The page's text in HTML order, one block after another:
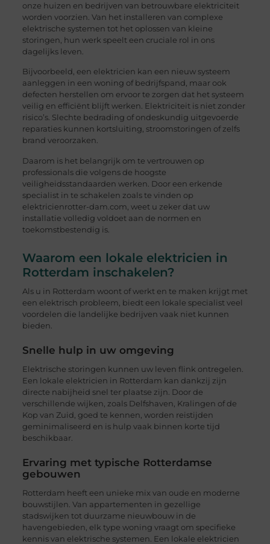
onze huizen en bedrijven van betrouwbare elektriciteit
worden voorzien. Van het installeren van complexe
elektrische systemen tot het oplossen van kleine
storingen, hun werk speelt een cruciale rol in ons
dagelijks leven.
Bijvoorbeeld, een elektricien kan een nieuw systeem
aanleggen in een woning of bedrijfspand, maar ook
defecten herstellen om ervoor te zorgen dat het systeem
veilig en efficiënt blijft werken. Elektriciteit is niet zonder
risico’s. Slechte bedrading of ondeskundig uitgevoerde
reparaties kunnen kortsluiting, stroomstoringen of zelfs
brand veroorzaken.
Daarom is het belangrijk om te vertrouwen op
professionals die volgens de hoogste
veiligheidsstandaarden werken. Door een erkende
specialist in te schakelen zoals te vinden op
elektricienrotter-dam.com, weet u zeker dat uw
installatie volledig voldoet aan de normen en
toekomstbestendig is.
Waarom een lokale elektricien in
Rotterdam inschakelen?
Als u in Rotterdam woont of werkt en te maken krijgt met
een elektrisch probleem, biedt een lokale specialist veel
voordelen die landelijke bedrijven vaak niet kunnen
bieden.
Snelle hulp in uw omgeving
Elektrische storingen kunnen uw leven flink ontregelen.
Een lokale elektricien in Rotterdam kan dankzij zijn
directe nabijheid snel ter plaatse zijn. Door de
verschillende wijken, zoals Delfshaven, Kralingen of de
Kop van Zuid, goed te kennen, worden reistijden
geminimaliseerd en is hulp vaak binnen korte tijd
beschikbaar.
Ervaring met typische Rotterdamse
gebouwen
Rotterdam heeft een unieke mix van oude en moderne
bouwstijlen. Van appartementen in gezellige
stadswijken tot duurzame nieuwbouw in de
havengebieden, elk type woning vraagt om specifieke
kennis van elektrische systemen. Een lokale elektricien